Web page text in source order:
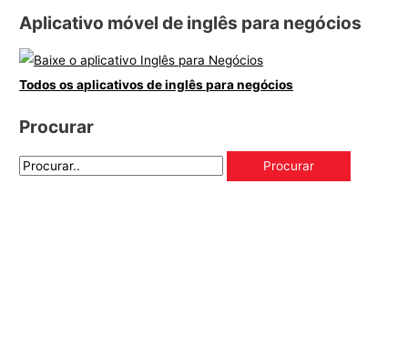
Aplicativo móvel de inglês para negócios
Todos os aplicativos de inglês para negócios
Procurar